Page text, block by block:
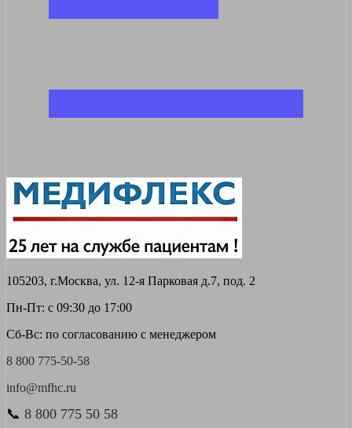
105203, г.Москва, ул. 12-я Парковая д.7, под. 2
Пн-Пт: с 09:30 до 17:00
Сб-Вс: по согласованию с менеджером
8 800 775-50-58
info@mfhc.ru
📞 8 800 775 50 58